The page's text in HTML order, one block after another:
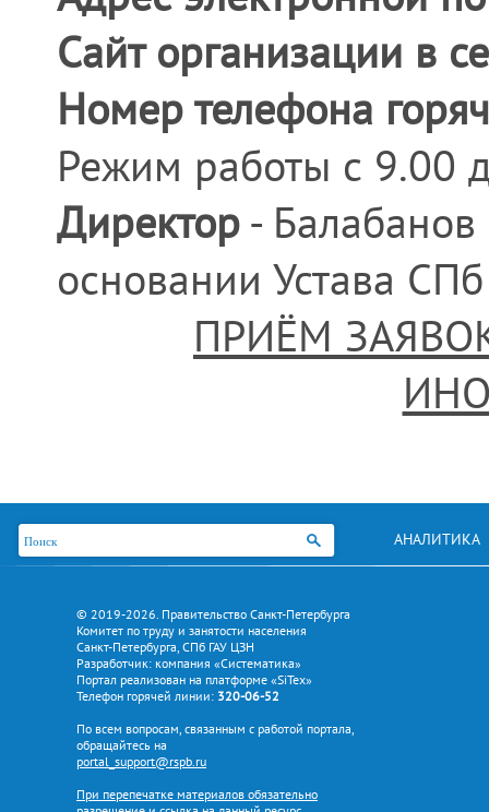
Сайт организации в
Номер телефона
Режим работы с 9.00
Директор- Балабанов
основании Устава
ПРИЁМ
АНАЛИТИКА
© 2019-2026. Правительство Санкт-Петербурга
Комитет по труду и занятости населения
Санкт-Петербурга, СПб ГАУ ЦЗН
Разработчик: компания «Систематика»
Портал реализован на платформе «SiTex»
Телефон горячей линии: 320-06-52
По всем вопросам, связанным с работой портала,
обращайтесь на
portal_support@rspb.ru
При перепечатке материалов обязательно